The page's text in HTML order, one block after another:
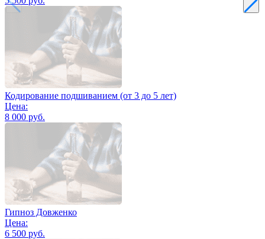
Кодирование подшиванием (от 3 до 5 лет)
Цена:
8 000 руб.
Гипноз Довженко
Цена:
6 500 руб.